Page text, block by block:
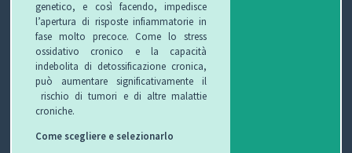
genetico, e così facendo, impedisce
l’apertura di risposte infiammatorie in
fase molto precoce. Come lo stress
ossidativo cronico e la capacità
indebolita di detossificazione cronica,
può aumentare significativamente il
rischio di tumori e di altre malattie
croniche.
Come scegliere e selezionarlo